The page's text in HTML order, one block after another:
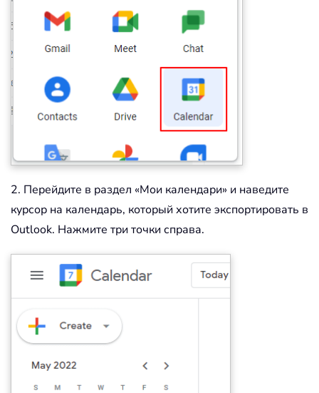
2. Перейдите в раздел «Мои календари» и наведите
курсор на календарь, который хотите экспортировать в
Outlook. Нажмите три точки справа.